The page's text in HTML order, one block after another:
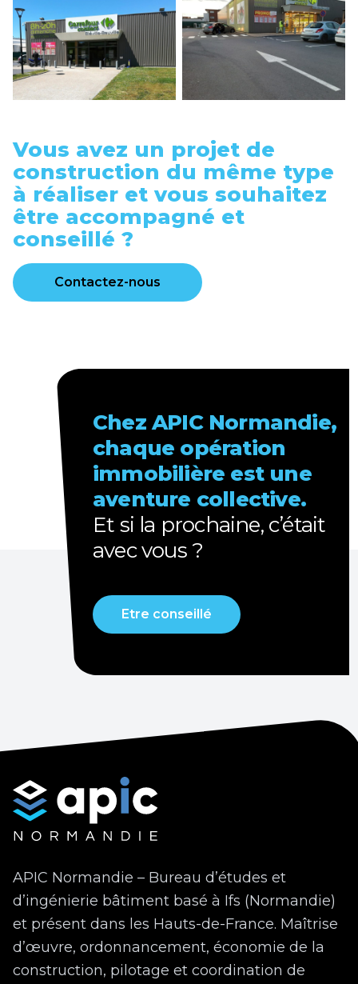
Vous avez un projet de
construction du même type
à réaliser et vous souhaitez
être accompagné et
conseillé ?
Contactez-nous
Chez APIC Normandie,
chaque opération
immobilière est une
aventure collective.
Et si la prochaine, c’était
avec vous ?
Etre conseillé
APIC Normandie – Bureau d’études et
d’ingénierie bâtiment basé à Ifs (Normandie)
et présent dans les Hauts-de-France. Maîtrise
d’œuvre, ordonnancement, économie de la
construction, pilotage et coordination de